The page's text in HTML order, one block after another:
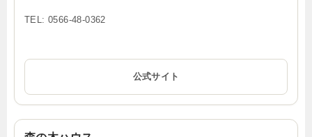
TEL: 0566-48-0362
公式サイト